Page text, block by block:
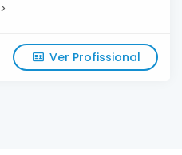
>
Ver Profissional